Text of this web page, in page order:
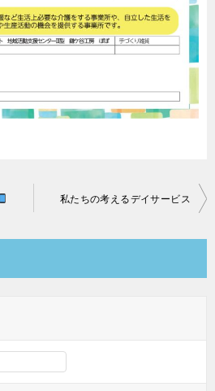
私たちの考えるデイサービス